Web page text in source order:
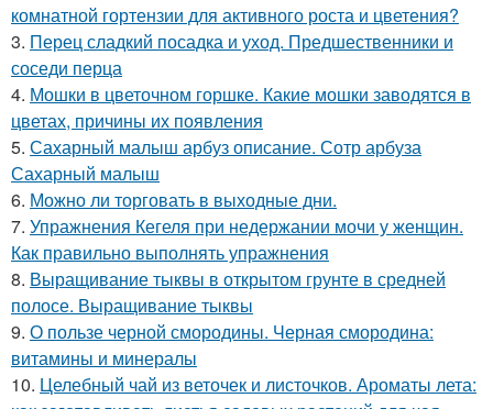
комнатной гортензии для активного роста и цветения?
3. Перец сладкий посадка и уход. Предшественники и
соседи перца
4. Мошки в цветочном горшке. Какие мошки заводятся в
цветах, причины их появления
5. Сахарный малыш арбуз описание. Сотр арбуза
Сахарный малыш
6. Можно ли торговать в выходные дни.
7. Упражнения Кегеля при недержании мочи у женщин.
Как правильно выполнять упражнения
8. Выращивание тыквы в открытом грунте в средней
полосе. Выращивание тыквы
9. О пользе черной смородины. Черная смородина:
витамины и минералы
10. Целебный чай из веточек и листочков. Ароматы лета: